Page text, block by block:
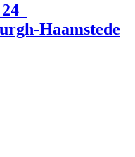
Haamstede